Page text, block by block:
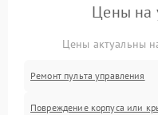
Цены на
Цены актуальны
Ремонт пульта управления
Повреждение корпуса или